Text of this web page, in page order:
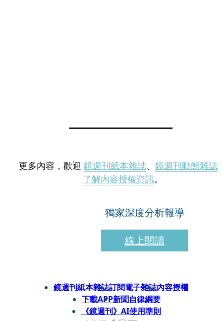
更多內容，歡迎 鏡週刊紙本雜誌、 鏡週刊動態雜誌
了解內容授權資訊。
獨家深度分析報導
線上閱讀
鏡週刊紙本雜誌訂閱電子雜誌內容授權
下載APP新聞自律綱要
《鏡週刊》AI使用準則